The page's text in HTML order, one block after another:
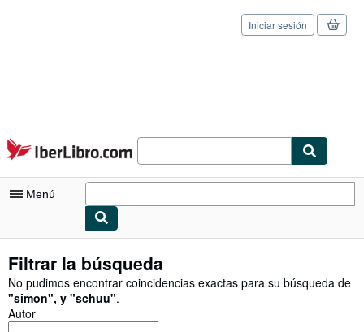
Pasar al contenido principal
IberLibro.com
Iniciar sesión
Menú
Consultar mis pedidos
Cerrar sesión
Filtrar la búsqueda
No pudimos encontrar coincidencias exactas para su búsqueda de
"simon", y "schuu".
Autor